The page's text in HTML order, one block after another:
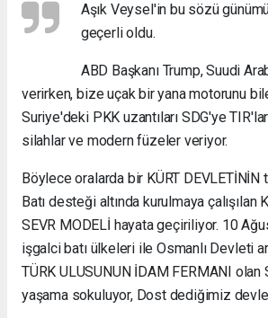
Aşık Veysel'in bu sözü
geçerli oldu.
ABD Başkanı Trump, Suudi
verirken, bize uçak bir yana motorunu
Suriye'deki PKK uzantıları SDG'ye
silahlar ve modern füzeler veriyor.
Böylece oralarda bir KÜRT DEVLETİNİN
Batı desteği altında kurulmaya çalışılan
SEVR MODELİ hayata geçiriliyor. 10
işgalci batı ülkeleri ile Osmanlı Devleti
TÜRK ULUSUNUN İDAM FERMANI olan
yaşama sokuluyor, Dost dediğimiz